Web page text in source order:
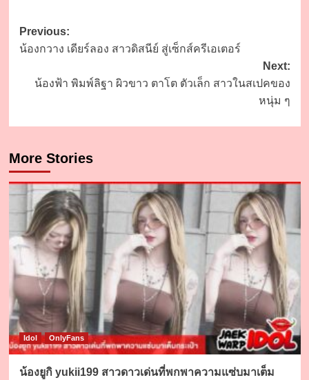
Post
navigation
Previous:
น้องกวาง เดียร์ลอง สาวดิสนีย์ สู่เซ็กส์ครีเอเตอร์
Next:
น้องฟ้า พิมพ์ลิฐา ผิวขาว ตาโต ตัวเล็ก สาวในสเปคของ
หนุ่ม ๆ
More Stories
Idol OnlyFans
น้องยูกิ yukii199 สาวดาวเด่นที่พกพาความแซ่บมาเต็ม